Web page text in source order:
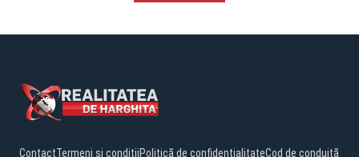
ContactTermeni și condițiiPolitică de confidențialitateCod de conduită